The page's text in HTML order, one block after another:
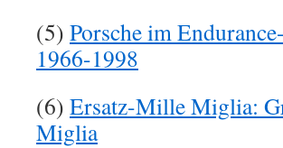
(5) Porsche im
1966-1998
(6) Ersatz-Mille Miglia:
Miglia